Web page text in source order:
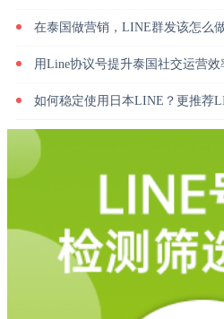
在泰国做营销，LINE群发该怎么
用Line协议号提升泰国社交运营
如何稳定使用日本LINE？更推荐